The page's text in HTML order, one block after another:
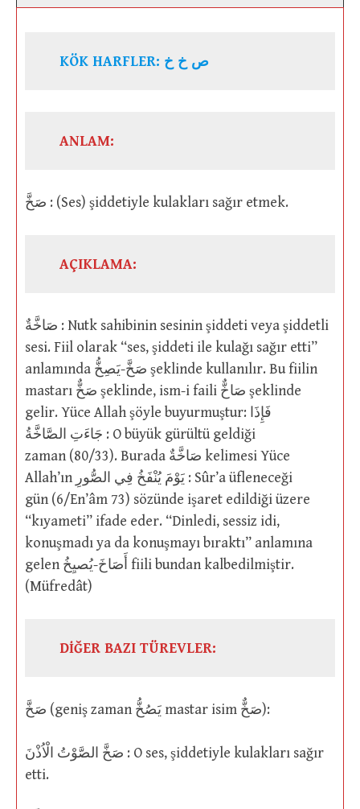
KÖK HARFLER: ص خ خ
ANLAM:
صَخَّ : (Ses) şiddetiyle kulakları sağır etmek.
AÇIKLAMA:
صَاخَّةٌ : Nutk sahibinin sesinin şiddeti veya şiddetli
sesi. Fiil olarak “ses, şiddeti ile kulağı sağır etti”
anlamında صَخَّ-يَصِخُّ şeklinde kullanılır. Bu fiilin
mastarı صَخٌّ şeklinde, ism-i faili صَاخٌّ şeklinde
gelir. Yüce Allah şöyle buyurmuştur: فَإِذَا
جَاءَتِ الصَّاخَّةُ : O büyük gürültü geldiği
zaman (80/33). Burada صَاخَّةٌ kelimesi Yüce
Allah’ın يَوْمَ يُنْفَخُ فِي الصُّورِ : Sûr’a üfleneceği
gün (6/En’âm 73) sözünde işaret edildiği üzere
“kıyameti” ifade eder. “Dinledi, sessiz idi,
konuşmadı ya da konuşmayı bıraktı” anlamına
gelen أَصَاخَ-يُصيِخُ fiili bundan kalbedilmiştir.
(Müfredât)
DİĞER BAZI TÜREVLER:
صَخَّ (geniş zaman يَصُخُّ mastar isim صَخٌّ):
صَخَّ الصَّوْتُ الْاُذْنَ : O ses, şiddetiyle kulakları sağır
etti.